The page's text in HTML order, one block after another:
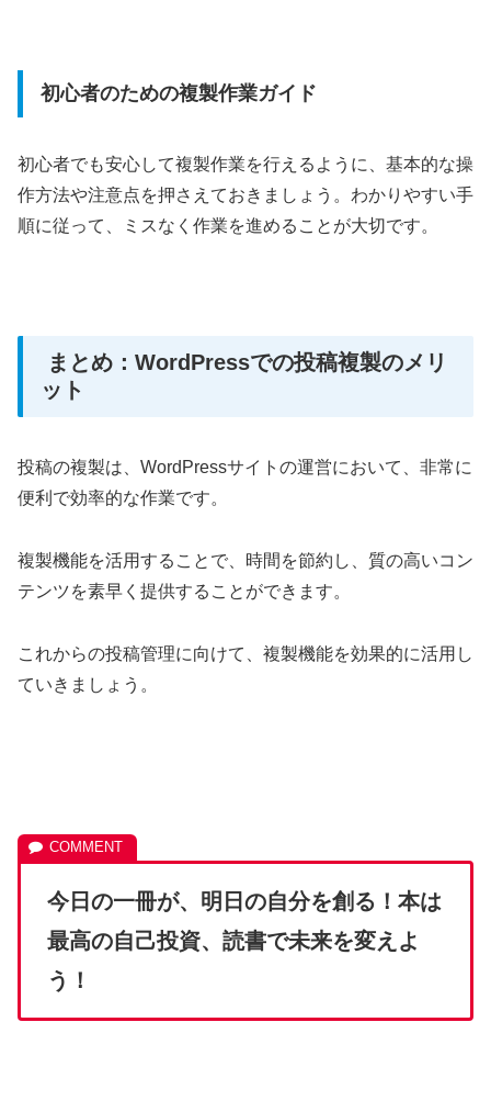
初心者のための複製作業ガイド
初心者でも安心して複製作業を行えるように、基本的な操
作方法や注意点を押さえておきましょう。わかりやすい手
順に従って、ミスなく作業を進めることが大切です。
まとめ：WordPressでの投稿複製のメリ
ット
投稿の複製は、WordPressサイトの運営において、非常に
便利で効率的な作業です。
複製機能を活用することで、時間を節約し、質の高いコン
テンツを素早く提供することができます。
これからの投稿管理に向けて、複製機能を効果的に活用し
ていきましょう。
今日の一冊が、明日の自分を創る！本は
最高の自己投資、読書で未来を変えよ
う！